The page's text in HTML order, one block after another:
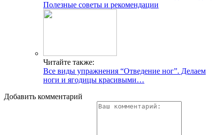
Полезные советы и рекомендации
Читайте также:
Все виды упражнения “Отведение ног”. Делаем
ноги и ягодицы красивыми…
Добавить комментарий
ГДЕ ПРОХОДЯТ
ТРЕНИРОВКИ И КАК
УЛ. КРЫЛАТСКАЯ
INFO@CG-SPORT.RU